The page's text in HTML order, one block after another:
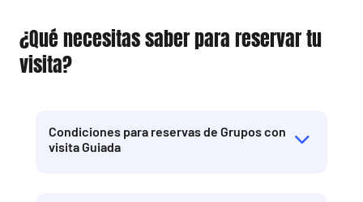
¿Qué necesitas saber para reservar tu
visita?
Condiciones para reservas de Grupos con
visita Guiada